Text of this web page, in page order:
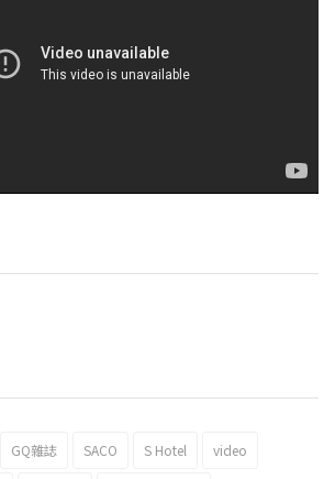
岸國際風箏節「風在石起」霸氣回歸
GQ雜誌 SACO S Hotel video